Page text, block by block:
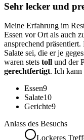
Sehr lecker und
Meine Erfahrung im
Essen vor Ort als auch
ansprechend
Salate sei, die er je
waren stets toll und der
gerechtfertigt. Ich kann
Essen9
Salate10
Gerichte9
Anlass des Besuchs
Lockeres